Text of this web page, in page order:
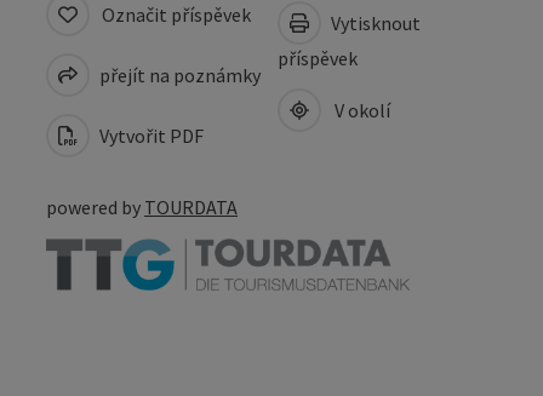
Označit příspěvek
přejít na poznámky
Vytvořit PDF
Vytisknout
příspěvek
V okolí
powered by TOURDATA